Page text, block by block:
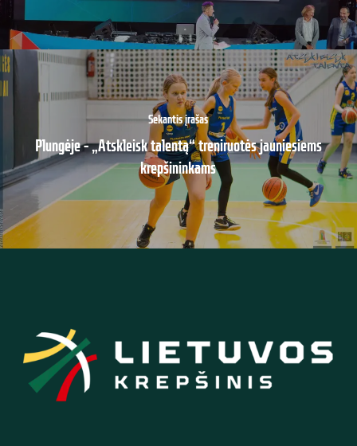
Sekantis įrašas
Plungėje – „Atskleisk talentą“ treniruotės jauniesiems
krepšininkams